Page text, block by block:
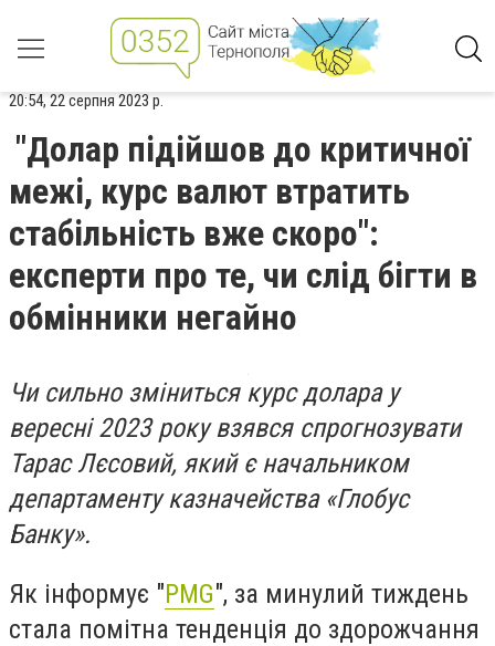
20:54, 22 серпня 2023 р.
"Долар підійшов до критичної
межі, курс валют втратить
стабільність вже скоро":
експерти про те, чи слід бігти в
обмінники негайно
Чи сильно зміниться курс долара у
вересні 2023 року взявся спрогнозувати
Тарас Лєсовий, який є начальником
департаменту казначейства «Глобус
Банку».
Як інформує "PMG", за минулий тиждень
стала помітна тенденція до здорожчання